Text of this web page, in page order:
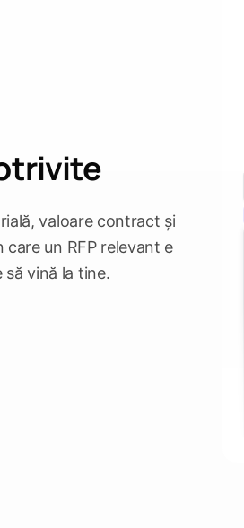
valoare contract și
un RFP relevant e
vină la tine.